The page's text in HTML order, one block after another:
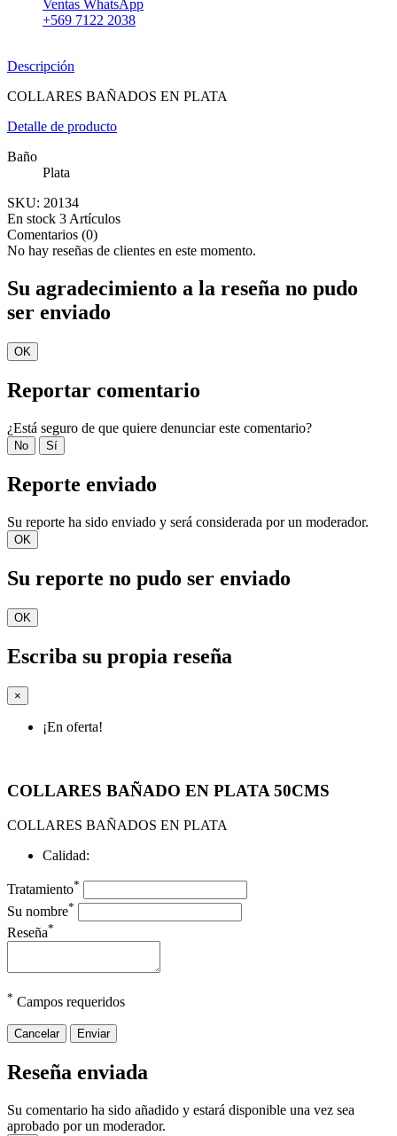
Ventas WhatsApp
+569 7122 2038
Descripción
COLLARES BAÑADOS EN PLATA
Detalle de producto
Baño
Plata
SKU: 20134
En stock 3 Artículos
Comentarios (0)
No hay reseñas de clientes en este momento.
Su agradecimiento a la reseña no pudo
ser enviado
OK
Reportar comentario
¿Está seguro de que quiere denunciar este comentario?
No Sí
Reporte enviado
Su reporte ha sido enviado y será considerada por un moderador.
OK
Su reporte no pudo ser enviado
OK
Escriba su propia reseña
×
¡En oferta!
COLLARES BAÑADO EN PLATA 50CMS
COLLARES BAÑADOS EN PLATA
Calidad:
Tratamiento*
Su nombre*
Reseña*
* Campos requeridos
Cancelar Enviar
Reseña enviada
Su comentario ha sido añadido y estará disponible una vez sea
aprobado por un moderador.